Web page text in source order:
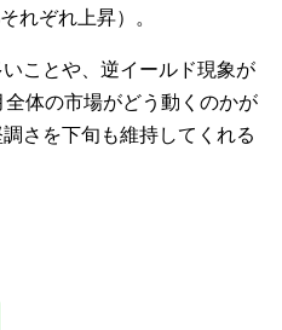
れぞれ上昇）。
ことや、逆イールド現象が
体の市場がどう動くのかが
さを下旬も維持してくれる